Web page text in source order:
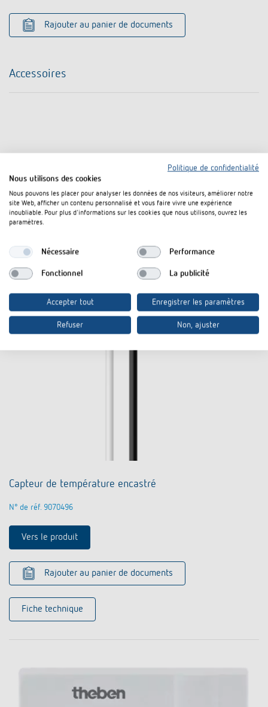
Rajouter au panier de documents
Accessoires
Capteur de température encastré
N° de réf. 9070496
Vers le produit
Rajouter au panier de documents
Fiche technique
Politique de confidentialité
Nous utilisons des cookies
Nous pouvons les placer pour analyser les données de nos visiteurs, améliorer notre
site Web, afficher un contenu personnalisé et vous faire vivre une expérience
inoubliable. Pour plus d'informations sur les cookies que nous utilisons, ouvrez les
paramètres.
Nécessaire Performance
Fonctionnel La publicité
Accepter tout Enregistrer les paramètres
Refuser Non, ajuster